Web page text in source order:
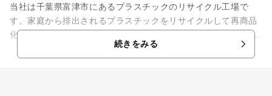
当社は千葉県富津市にあるプラスチックのリサイクル工場で
す。家庭から排出されるプラスチックをリサイクルして再商品
化したプラスチック素材にしたり、内部材料として 物流用パレ
ットを製造・販売していま...続きをみる